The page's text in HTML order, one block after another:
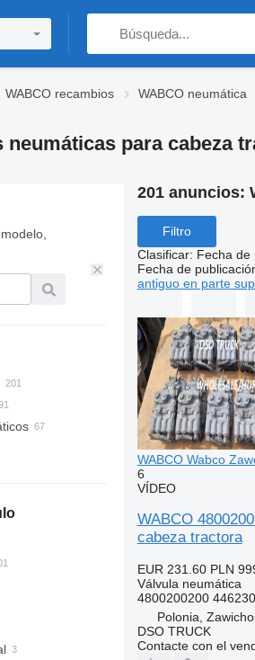
WABCO recambios WABCO neumática
neumáticas para cabeza
201 anuncios:
Filtro
Clasificar: Fecha de
Fecha de
antiguo en parte
WABCO Wabco
6
VÍDEO
WABCO
cabeza tractora
EUR 231.60 PLN
Válvula neumática
4800200200
Polonia,
DSO TRUCK
Contacte con el